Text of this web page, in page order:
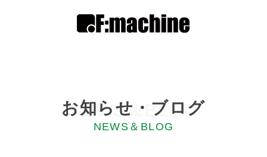
お知らせ・ブログ
NEWS＆BLOG
NEWS＆BLOG